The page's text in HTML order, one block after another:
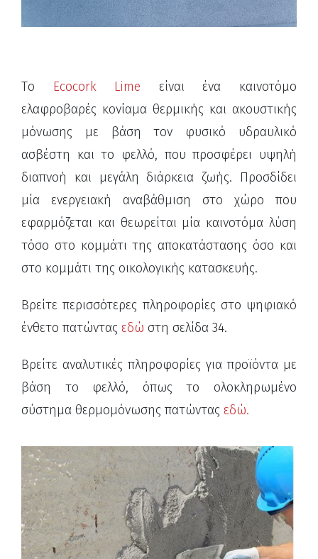
Tο Ecocork Lime είναι ένα καινοτόμο
ελαφροβαρές κονίαμα θερμικής και ακουστικής
μόνωσης με βάση τον φυσικό υδραυλικό
ασβέστη και το φελλό, που προσφέρει υψηλή
διαπνοή και μεγάλη διάρκεια ζωής. Προσδίδει
μία ενεργειακή αναβάθμιση στο χώρο που
εφαρμόζεται και θεωρείται μία καινοτόμα λύση
τόσο στο κομμάτι της αποκατάστασης όσο και
στο κομμάτι της οικολογικής κατασκευής.
Βρείτε περισσότερες πληροφορίες στο ψηφιακό
ένθετο πατώντας εδώ στη σελίδα 34.
Βρείτε αναλυτικές πληροφορίες για προϊόντα με
βάση το φελλό, όπως το ολοκληρωμένο
σύστημα θερμομόνωσης πατώντας εδώ.